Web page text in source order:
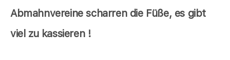
Abmahnvereine scharren die Füße, es gibt
viel zu kassieren !